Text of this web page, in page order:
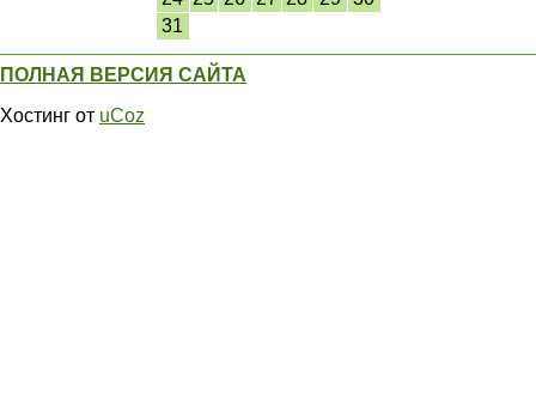
31
ПОЛНАЯ ВЕРСИЯ САЙТА
Хостинг от uCoz